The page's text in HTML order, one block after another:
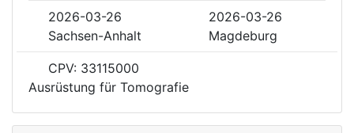
2026-03-26
2026-03-26
Sachsen-Anhalt
Magdeburg
CPV: 33115000
Ausrüstung für Tomografie